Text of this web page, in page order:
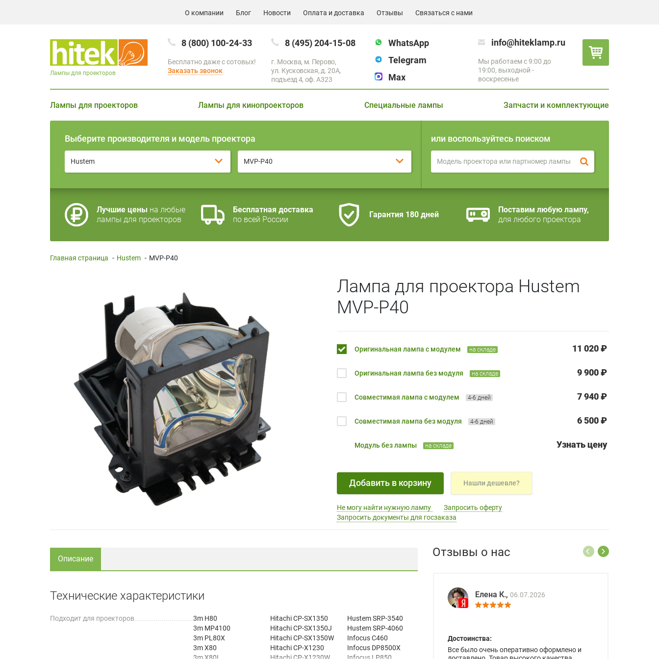
О компании Блог Новости Оплата и доставка Отзывы Связаться с нами
8 (800) 100-24-33
Бесплатно даже с сотовых!
Заказать звонок
8 (495) 204-15-08
г. Москва, м. Перово,
ул. Кусковская, д. 20А,
подъезд 4, оф. A323
WhatsApp
Telegram
Max
info@hiteklamp.ru
Мы работаем с 9:00 до
19:00, выходной -
воскресенье
Лампы для проекторов
Лампы для проекторов Лампы для кинопроекторов Специальные лампы Запчасти и комплектующие
Выберите производителя и модель проектора
Hustem MVP-P40
или воспользуйтесь поиском
Лучшие цены на любые
лампы для проекторов
Бесплатная доставка
по всей России
Гарантия 180 дней
Поставим любую лампу,
для любого проектора
Главная страница - Hustem - MVP-P40
Лампа для проектора Hustem
MVP-P40
Оригинальная лампа с модулем на складе 11 020 ₽
Оригинальная лампа без модуля на складе 9 900 ₽
Совместимая лампа с модулем 4-6 дней 7 940 ₽
Совместимая лампа без модуля 4-6 дней 6 500 ₽
Модуль без лампы на складе Узнать цену
Добавить в корзину Нашли дешевле?
Не могу найти нужную лампу
Запросить оферту
Запросить документы для госзаказа
Отзывы о нас
Елена К., 06.07.2026
Достоинства:
Все было очень оперативно оформлено и
Описание
Технические характеристики
Подходит для проекторов
3m H80
3m MP4100
3m PL80X
3m X80
3m X80L
Hitachi CP-SX1350
Hitachi CP-SX1350J
Hitachi CP-SX1350W
Hitachi CP-X1230
Hitachi CP-X1230W
Hustem SRP-3540
Hustem SRP-4060
Infocus C460
Infocus DP8500X
Infocus LP850